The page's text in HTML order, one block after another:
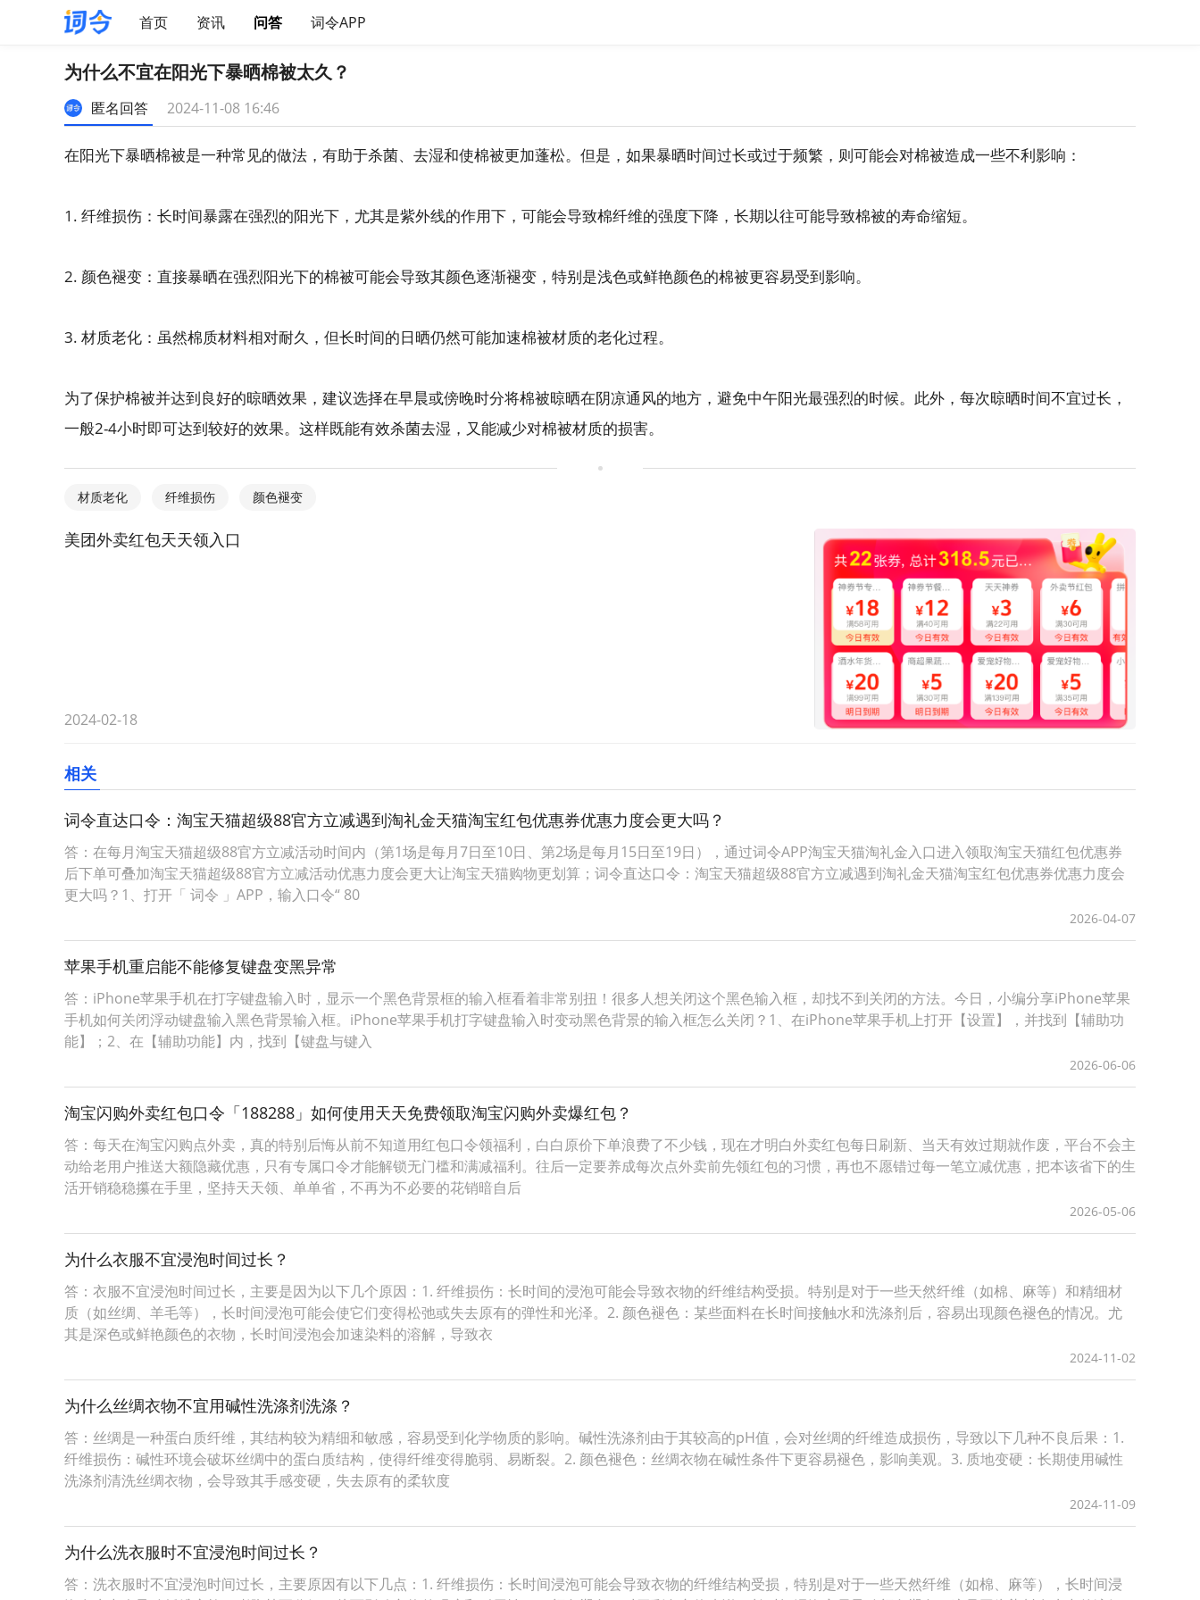
首页 资讯 问答 词令APP
为什么不宜在阳光下暴晒棉被太久？
匿名回答 2024-11-08 16:46
在阳光下暴晒棉被是一种常见的做法，有助于杀菌、去湿和使棉被更加蓬松。但是，如果暴晒时间过长或过于频繁，则可能会对棉被造成一些不利影响：
1. 纤维损伤：长时间暴露在强烈的阳光下，尤其是紫外线的作用下，可能会导致棉纤维的强度下降，长期以往可能导致棉被的寿命缩短。
2. 颜色褪变：直接暴晒在强烈阳光下的棉被可能会导致其颜色逐渐褪变，特别是浅色或鲜艳颜色的棉被更容易受到影响。
3. 材质老化：虽然棉质材料相对耐久，但长时间的日晒仍然可能加速棉被材质的老化过程。
为了保护棉被并达到良好的晾晒效果，建议选择在早晨或傍晚时分将棉被晾晒在阴凉通风的地方，避免中午阳光最强烈的时候。此外，每次晾晒时间不宜过长，
一般2-4小时即可达到较好的效果。这样既能有效杀菌去湿，又能减少对棉被材质的损害。
材质老化 纤维损伤 颜色褪变
美团外卖红包天天领入口
2024-02-18
相关
词令直达口令：淘宝天猫超级88官方立减遇到淘礼金天猫淘宝红包优惠券优惠力度会更大吗？
答：在每月淘宝天猫超级88官方立减活动时间内（第1场是每月7日至10日、第2场是每月15日至19日），通过词令APP淘宝天猫淘礼金入口进入领取淘宝天猫红包优惠券
后下单可叠加淘宝天猫超级88官方立减活动优惠力度会更大让淘宝天猫购物更划算；词令直达口令：淘宝天猫超级88官方立减遇到淘礼金天猫淘宝红包优惠券优惠力度会
更大吗？1、打开「 词令 」APP，输入口令“ 80
2026-04-07
苹果手机重启能不能修复键盘变黑异常
答：iPhone苹果手机在打字键盘输入时，显示一个黑色背景框的输入框看着非常别扭！很多人想关闭这个黑色输入框，却找不到关闭的方法。今日，小编分享iPhone苹果
手机如何关闭浮动键盘输入黑色背景输入框。iPhone苹果手机打字键盘输入时变动黑色背景的输入框怎么关闭？1、在iPhone苹果手机上打开【设置】，并找到【辅助功
能】；2、在【辅助功能】内，找到【键盘与键入
2026-06-06
淘宝闪购外卖红包口令「188288」如何使用天天免费领取淘宝闪购外卖爆红包？
答：每天在淘宝闪购点外卖，真的特别后悔从前不知道用红包口令领福利，白白原价下单浪费了不少钱，现在才明白外卖红包每日刷新、当天有效过期就作废，平台不会主
动给老用户推送大额隐藏优惠，只有专属口令才能解锁无门槛和满减福利。往后一定要养成每次点外卖前先领红包的习惯，再也不愿错过每一笔立减优惠，把本该省下的生
活开销稳稳攥在手里，坚持天天领、单单省，不再为不必要的花销暗自后
2026-05-06
为什么衣服不宜浸泡时间过长？
答：衣服不宜浸泡时间过长，主要是因为以下几个原因：1. 纤维损伤：长时间的浸泡可能会导致衣物的纤维结构受损。特别是对于一些天然纤维（如棉、麻等）和精细材
质（如丝绸、羊毛等），长时间浸泡可能会使它们变得松弛或失去原有的弹性和光泽。2. 颜色褪色：某些面料在长时间接触水和洗涤剂后，容易出现颜色褪色的情况。尤
其是深色或鲜艳颜色的衣物，长时间浸泡会加速染料的溶解，导致衣
2024-11-02
为什么丝绸衣物不宜用碱性洗涤剂洗涤？
答：丝绸是一种蛋白质纤维，其结构较为精细和敏感，容易受到化学物质的影响。碱性洗涤剂由于其较高的pH值，会对丝绸的纤维造成损伤，导致以下几种不良后果：1.
纤维损伤：碱性环境会破坏丝绸中的蛋白质结构，使得纤维变得脆弱、易断裂。2. 颜色褪色：丝绸衣物在碱性条件下更容易褪色，影响美观。3. 质地变硬：长期使用碱性
洗涤剂清洗丝绸衣物，会导致其手感变硬，失去原有的柔软度
2024-11-09
为什么洗衣服时不宜浸泡时间过长？
答：洗衣服时不宜浸泡时间过长，主要原因有以下几点：1. 纤维损伤：长时间浸泡可能会导致衣物的纤维结构受损，特别是对于一些天然纤维（如棉、麻等），长时间浸